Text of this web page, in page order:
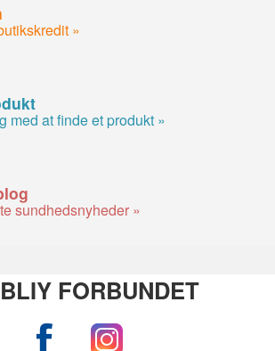
»
med at finde et produkt »
sundhedsnyheder »
FORBUNDET